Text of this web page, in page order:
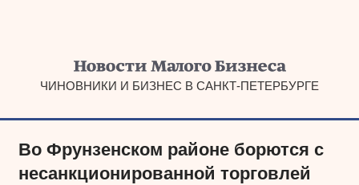
ЧИНОВНИКИ И БИЗНЕС В САНКТ-ПЕТЕРБУРГЕ
Во Фрунзенском районе борются с
несанкционированной торговлей